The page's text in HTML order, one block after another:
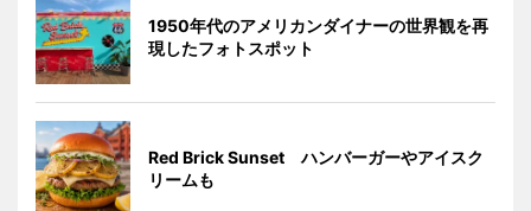
1950年代のアメリカンダイナーの世界観を再
現したフォトスポット
Red Brick Sunset ハンバーガーやアイスク
リームも